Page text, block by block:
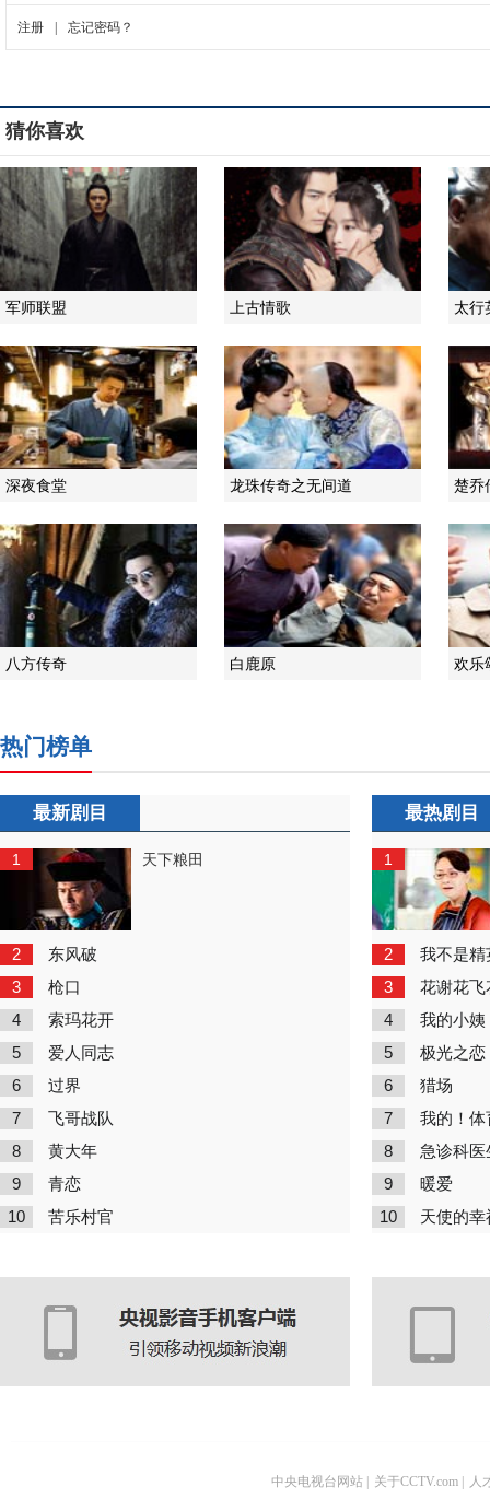
猜你喜欢
军师联盟 上古情歌 太行
深夜食堂 龙珠传奇之无间道 楚乔
八方传奇 白鹿原 欢乐
热门榜单
最新剧目
1 天下粮田
2 东风破
3 枪口
4 索玛花开
5 爱人同志
6 过界
7 飞哥战队
8 黄大年
9 青恋
10 苦乐村官
最热剧目
1
2 我不是精
3 花谢花飞
4 我的小姨
5 极光之恋
6 猎场
7 我的！体
8 急诊科医
9 暖爱
10 天使的幸
中央电视台网站 关于CCTV.com 人